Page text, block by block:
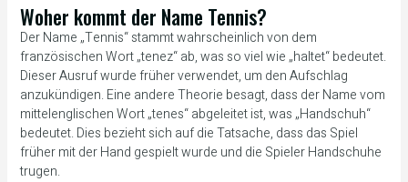
Woher kommt der Name Tennis?
Der Name „Tennis“ stammt wahrscheinlich von dem
französischen Wort „tenez“ ab, was so viel wie „haltet“ bedeutet.
Dieser Ausruf wurde früher verwendet, um den Aufschlag
anzukündigen. Eine andere Theorie besagt, dass der Name vom
mittelenglischen Wort „tenes“ abgeleitet ist, was „Handschuh“
bedeutet. Dies bezieht sich auf die Tatsache, dass das Spiel
früher mit der Hand gespielt wurde und die Spieler Handschuhe
trugen.